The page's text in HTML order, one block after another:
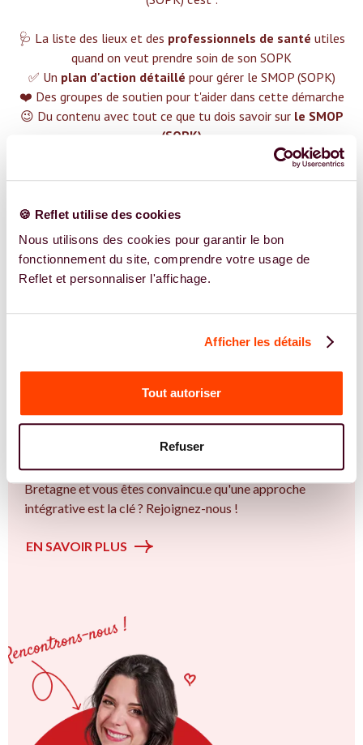
🍪 Reflet utilise des cookies
Nous utilisons des cookies pour garantir le bon
fonctionnement du site, comprendre votre usage de
Reflet et personnaliser l'affichage.
Afficher les détails
Tout autoriser
Refuser
🩺 La liste des lieux et des professionnels de santé utiles
quand on veut prendre soin de son SOPK
✅ Un plan d'action détaillé pour gérer le SMOP (SOPK)
❤️ Des groupes de soutien pour t'aider dans cette démarche
😉 Du contenu avec tout ce que tu dois savoir sur le SMOP
(SOPK)
Plus de 400 femmes déjà accompagnées !
Vous êtes Sage Femme expert.e.s en SMOP
l'accompagnement des femmes et des couples sur la
thématique de la fertilité et particulièrement sur le Bien
plus qu’un trouble de la fertilité. Vous êtes à Lorient ou en
Bretagne et vous êtes convaincu.e qu'une approche
intégrative est la clé ? Rejoignez-nous !
EN SAVOIR PLUS